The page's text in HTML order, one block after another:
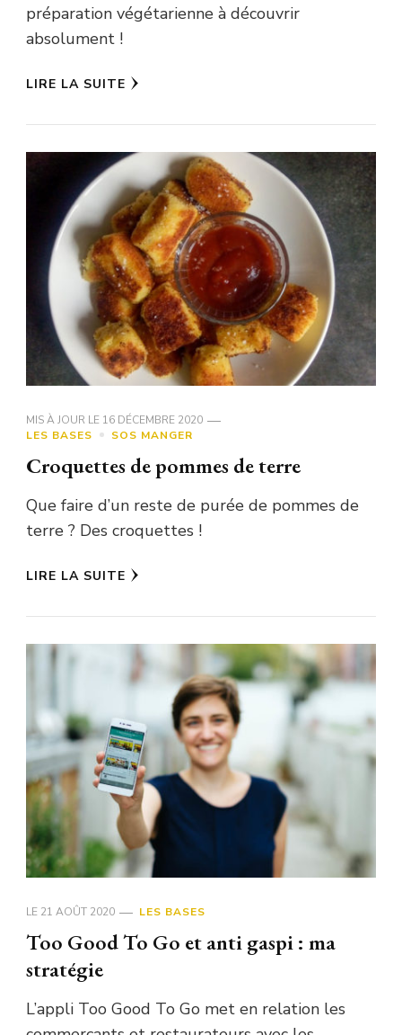
préparation végétarienne à découvrir
absolument !
LIRE LA SUITE
MIS À JOUR LE 16 DÉCEMBRE 2020
LES BASES
SOS MANGER
Croquettes de pommes de terre
Que faire d’un reste de purée de pommes de
terre ? Des croquettes !
LIRE LA SUITE
LE 21 AOÛT 2020 LES BASES
Too Good To Go et anti gaspi : ma
stratégie
L’appli Too Good To Go met en relation les